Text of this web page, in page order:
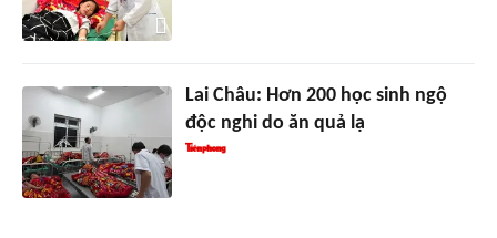
Lai Châu: Hơn 200 học sinh ngộ
độc nghi do ăn quả lạ